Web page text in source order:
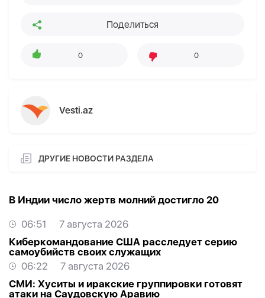
Поделиться
0 0
Vesti.az
ДРУГИЕ НОВОСТИ РАЗДЕЛА
В Индии число жертв молний достигло 20
06:51
7 августа 2026
Киберкомандование США расследует серию
самоубийств своих служащих
06:22
7 августа 2026
СМИ: Хуситы и иракские группировки готовят
атаки на Саудовскую Аравию